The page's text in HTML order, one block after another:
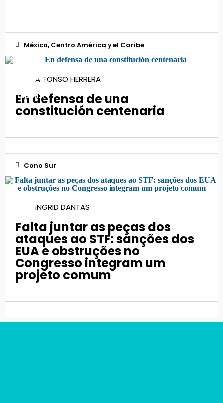
México, Centro América y el Caribe
05
Feb 2021
ALFONSO HERRERA
En defensa de una
constitución centenaria
Cono Sur
27INGRID DANTAS
Falta juntar as peças dos
ataques ao STF: sanções dos
EUA e obstruções no
Congresso integram um
projeto comum